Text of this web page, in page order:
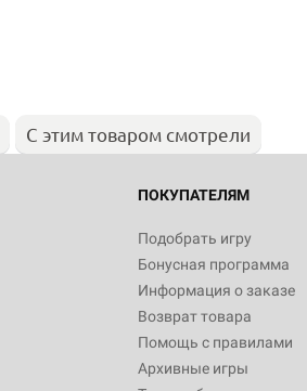
С этим товаром смотрели
ПОКУПАТЕЛЯМ
Подобрать игру
Бонусная программа
Информация о заказе
Возврат товара
Помощь с правилами
Архивные игры